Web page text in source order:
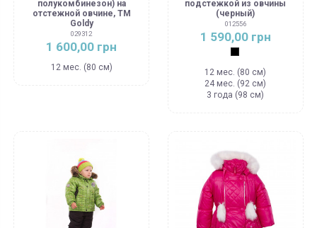
полукомбинезон) на
отстежной овчине, ТМ
Goldy
029312
1 600,00 грн
12 мес. (80 см)
подстежкой из овчины
(черный)
012556
1 590,00 грн
Черный
12 мес. (80 см)
24 мес. (92 см)
3 года (98 см)